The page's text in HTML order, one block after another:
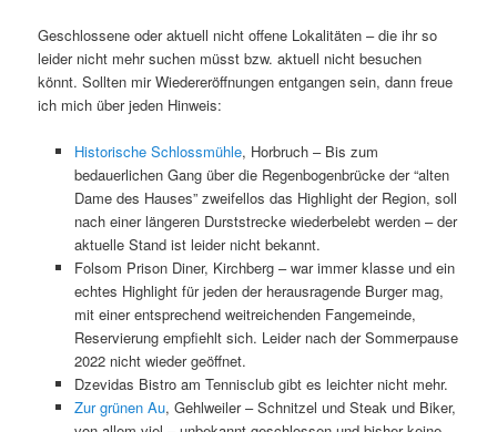
Geschlossene oder aktuell nicht offene Lokalitäten – die ihr so
leider nicht mehr suchen müsst bzw. aktuell nicht besuchen
könnt. Sollten mir Wiedereröffnungen entgangen sein, dann freue
ich mich über jeden Hinweis:
Historische Schlossmühle, Horbruch – Bis zum
bedauerlichen Gang über die Regenbogenbrücke der “alten
Dame des Hauses” zweifellos das Highlight der Region, soll
nach einer längeren Durststrecke wiederbelebt werden – der
aktuelle Stand ist leider nicht bekannt.
Folsom Prison Diner, Kirchberg – war immer klasse und ein
echtes Highlight für jeden der herausragende Burger mag,
mit einer entsprechend weitreichenden Fangemeinde,
Reservierung empfiehlt sich. Leider nach der Sommerpause
2022 nicht wieder geöffnet.
Dzevidas Bistro am Tennisclub gibt es leichter nicht mehr.
Zur grünen Au, Gehlweiler – Schnitzel und Steak und Biker,